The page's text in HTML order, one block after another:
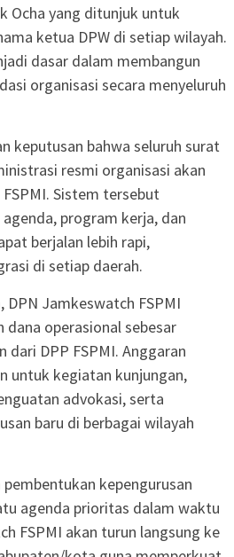
Ocha yang ditunjuk untuk
ketua DPW di setiap wilayah.
dasar dalam membangun
organisasi secara menyeluruh
keputusan bahwa seluruh surat
resmi organisasi akan
Sistem tersebut
program kerja, dan
berjalan lebih rapi,
di setiap daerah.
DPN Jamkeswatch FSPMI
operasional sebesar
dari DPP FSPMI. Anggaran
untuk kegiatan kunjungan,
advokasi, serta
baru di berbagai wilayah
kepengurusan
agenda prioritas dalam waktu
FSPMI akan turun langsung ke